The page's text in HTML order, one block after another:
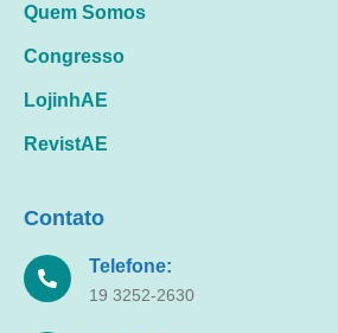
Quem Somos
Congresso
LojinhAE
RevistAE
Contato
Telefone:
19 3252-2630